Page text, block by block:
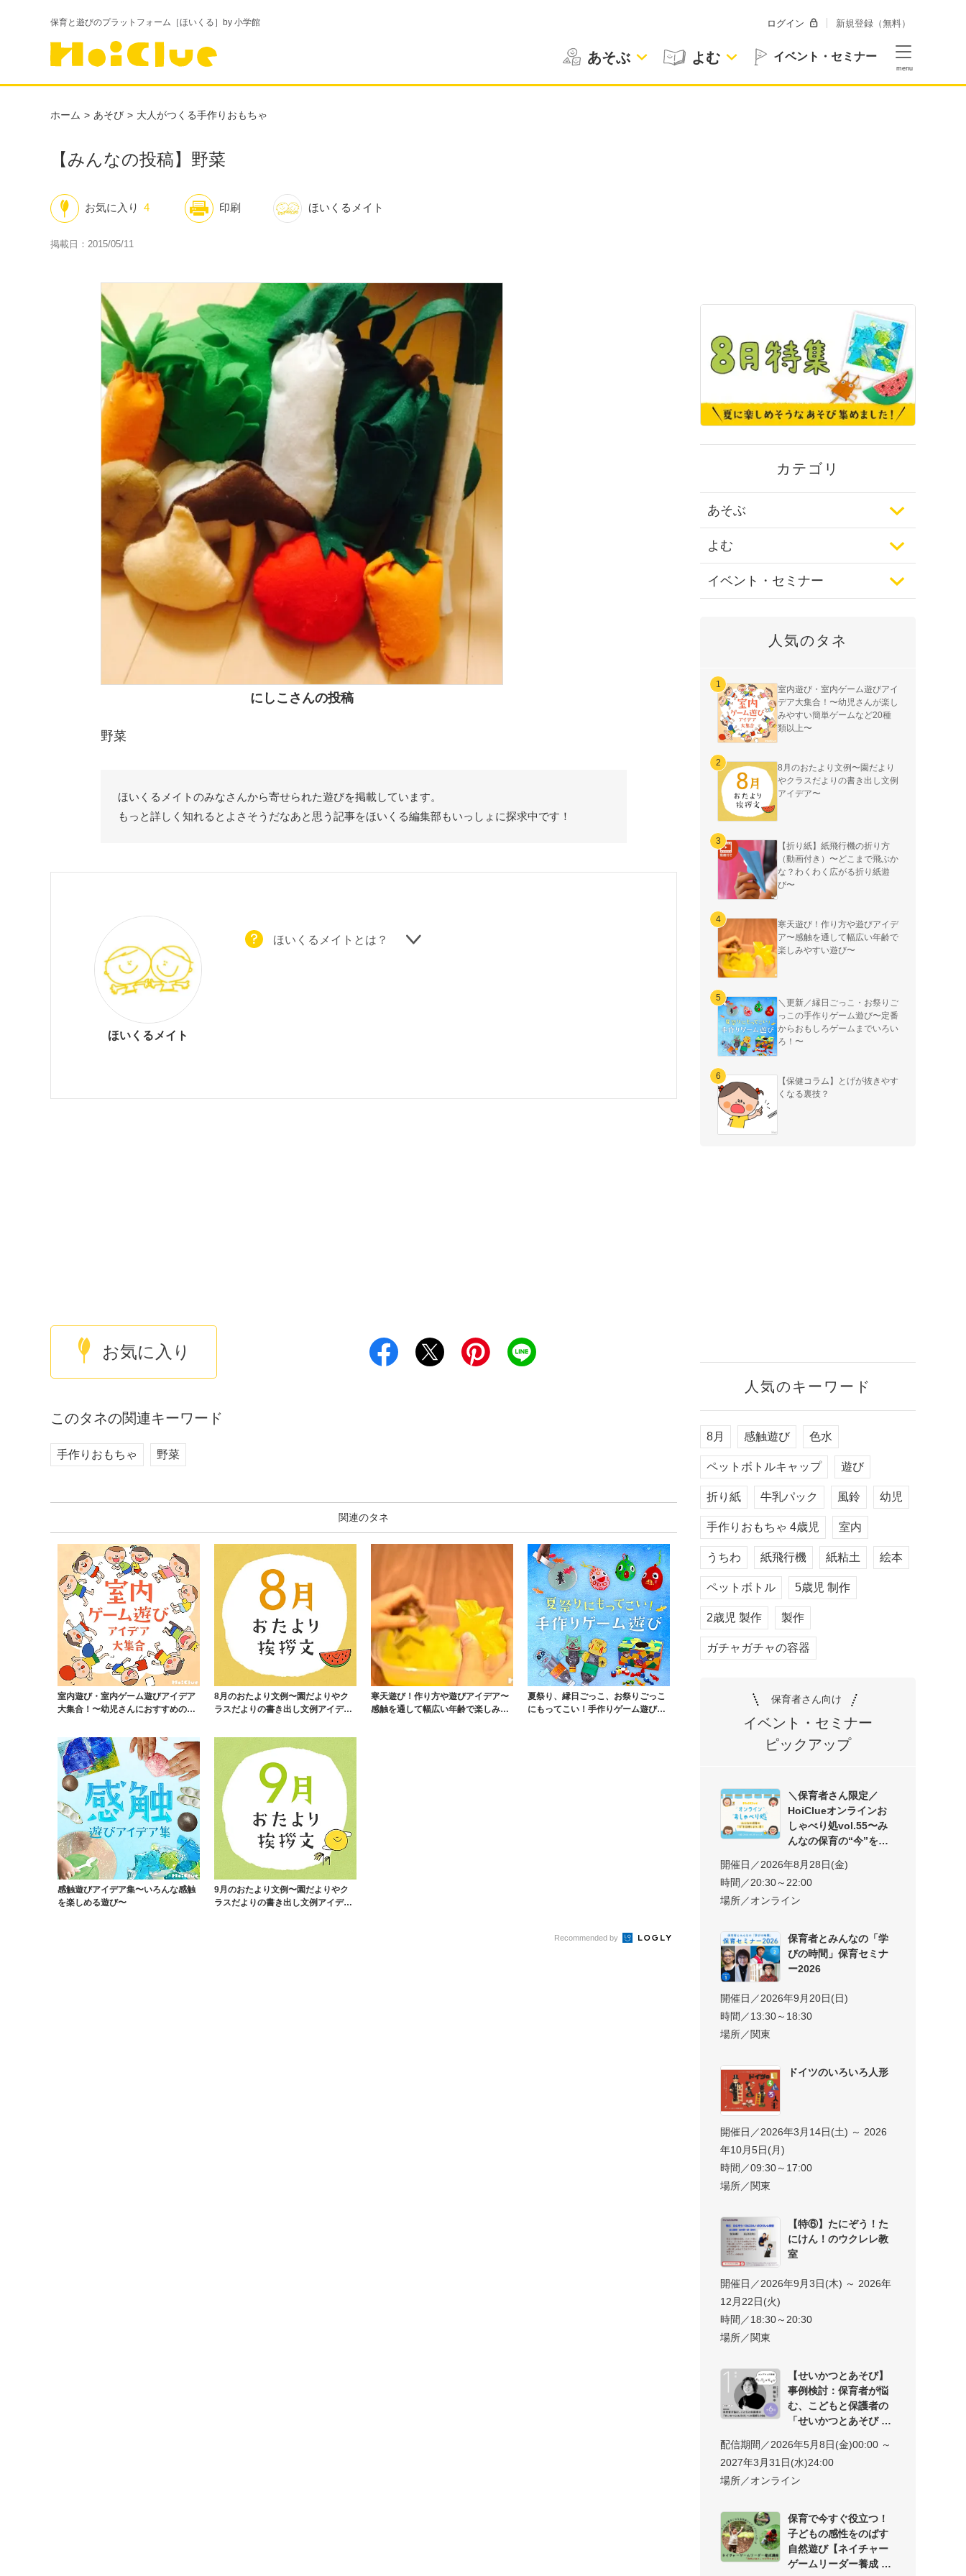
保育と遊びのプラットフォーム［ほいくる］by 小学館
あそぶ よむ イベント・セミナー
ログイン 新規登録（無料）
ホーム あそび 大人がつくる手作りおもちゃ
【みんなの投稿】野菜
ほいくるメイト
お気に入り 4 印刷
掲載日：2015/05/11
にしこさんの投稿
野菜
ほいくるメイトのみなさんから寄せられた遊びを掲載しています。
もっと詳しく知れるとよさそうだなあと思う記事をほいくる編集部もいっしょに探求中です！
ほいくるメイト
ほいくるメイトとは？
お気に入り
このタネの関連キーワード
手作りおもちゃ 野菜
関連のタネ
室内遊び・室内ゲーム遊びアイデア
大集合！〜幼児さんにおすすめの安
8月のおたより文例〜園だよりやク
ラスだよりの書き出し文例アイデ
寒天遊び！作り方や遊びアイデア〜
感触を通して幅広い年齢で楽しみや
夏祭り、縁日ごっこ、お祭りごっこ
にもってこい！手作りゲーム遊び〜
感触遊びアイデア集〜いろんな感触
を楽しめる遊び〜
9月のおたより文例〜園だよりやク
ラスだよりの書き出し文例アイデ
Recommended by
カテゴリ
あそぶ
よむ
イベント・セミナー
人気のタネ
室内遊び・室内ゲーム遊びアイ
デア大集合！〜幼児さんが楽し
みやすい簡単ゲームなど20種
類以上〜
8月のおたより文例〜園だより
やクラスだよりの書き出し文例
アイデア〜
【折り紙】紙飛行機の折り方
（動画付き）〜どこまで飛ぶか
な？わくわく広がる折り紙遊
び〜
寒天遊び！作り方や遊びアイデ
ア〜感触を通して幅広い年齢で
楽しみやすい遊び〜
＼更新／縁日ごっこ・お祭りご
っこの手作りゲーム遊び〜定番
からおもしろゲームまでいろい
ろ！〜
【保健コラム】とげが抜きやす
くなる裏技？
人気のキーワード
8月 感触遊び 色水
ペットボトルキャップ 遊び
折り紙 牛乳パック 風鈴 幼児
手作りおもちゃ 4歳児 室内
うちわ 紙飛行機 紙粘土 絵本
ペットボトル 5歳児 制作
2歳児 製作 製作
ガチャガチャの容器
保育者さん向け
イベント・セミナー
ピックアップ
＼保育者さん限定／
HoiClueオンラインお
しゃべり処vol.55〜み
んなの保育の“今”を交
開催日／2026年8月28日(金)
時間／20:30～22:00
場所／オンライン
保育者とみんなの「学
びの時間」保育セミナ
ー2026
開催日／2026年9月20日(日)
時間／13:30～18:30
場所／関東
ドイツのいろいろ人形
開催日／2026年3月14日(土) ～ 2026
年10月5日(月)
時間／09:30～17:00
場所／関東
【特⑥】たにぞう！た
にけん！のウクレレ教
室
開催日／2026年9月3日(木) ～ 2026年
12月22日(火)
時間／18:30～20:30
場所／関東
【せいかつとあそび】
事例検討：保育者が悩
む、こどもと保護者の
「せいかつとあそび
配信期間／2026年5月8日(金)00:00 ～
2027年3月31日(水)24:00
場所／オンライン
保育で今すぐ役立つ！
子どもの感性をのばす
自然遊び【ネイチャー
ゲームリーダー養成